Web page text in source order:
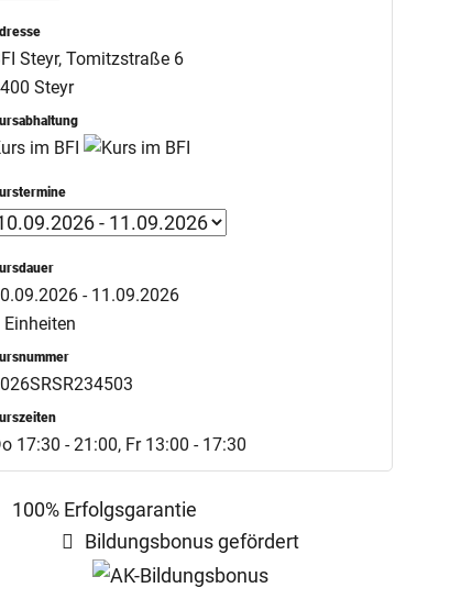
Steyr, Tomitzstraße 6
Steyr
im BFI
- 11.09.2026
Einheiten
17:30 - 21:00, Fr 13:00 - 17:30
100% Erfolgsgarantie
Bildungsbonus gefördert